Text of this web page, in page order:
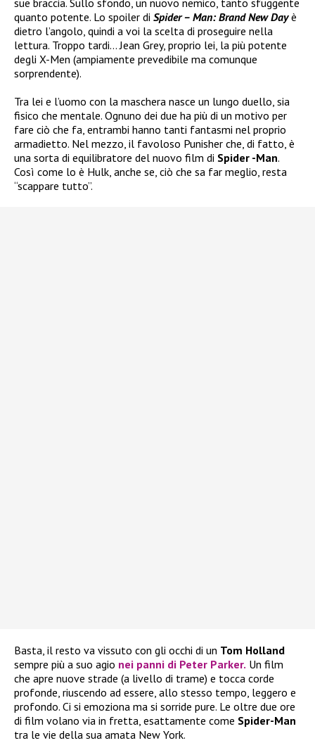
sue braccia. Sullo sfondo, un nuovo nemico, tanto sfuggente
quanto potente. Lo spoiler di Spider – Man: Brand New Dayè
dietro l’angolo, quindi a voi la scelta di proseguire nella
lettura. Troppo tardi… Jean Grey, proprio lei, la più potente
degli X-Men (ampiamente prevedibile ma comunque
sorprendente).
Tra lei e l’uomo con la maschera nasce un lungo duello, sia
fisico che mentale. Ognuno dei due ha più di un motivo per
fare ciò che fa, entrambi hanno tanti fantasmi nel proprio
armadietto. Nel mezzo, il favoloso Punisher che, di fatto, è
una sorta di equilibratore del nuovo film di Spider -Man.
Così come lo è Hulk, anche se, ciò che sa far meglio, resta
“scappare tutto”.
Basta, il resto va vissuto con gli occhi di un Tom Holland
sempre più a suo agio nei panni di Peter Parker. Un film
che apre nuove strade (a livello di trame) e tocca corde
profonde, riuscendo ad essere, allo stesso tempo, leggero e
profondo. Ci si emoziona ma si sorride pure. Le oltre due ore
di film volano via in fretta, esattamente come Spider-Man
tra le vie della sua amata New York.